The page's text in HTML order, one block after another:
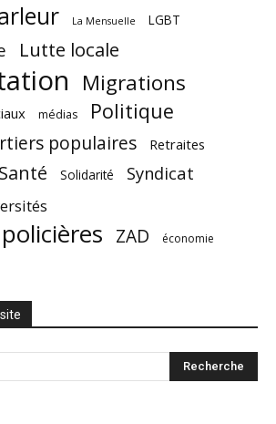
La Mensuelle
LGBT
Lutte locale
Migrations
médias Politique
populaires Retraites
Santé Solidarité Syndicat
ZAD économie